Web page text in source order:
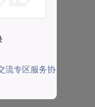
流专区服务协